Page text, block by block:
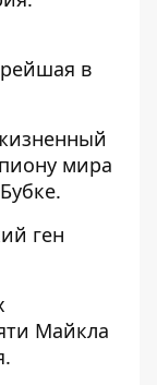
в
мира
ген
Майкла